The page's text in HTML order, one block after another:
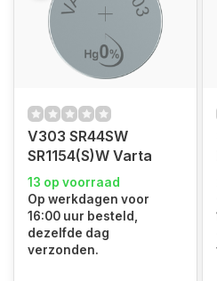
V303 SR44SW
SR1154(S)W Varta
13 op voorraad
Op werkdagen voor
16:00 uur besteld,
dezelfde dag
verzonden.